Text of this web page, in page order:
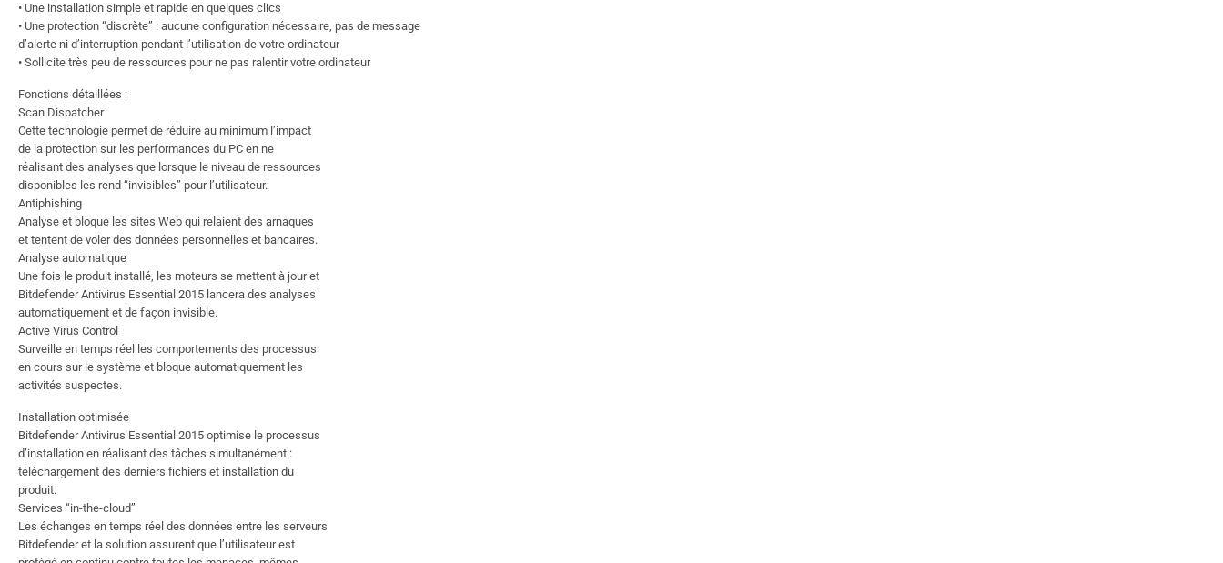
• Une installation simple et rapide en quelques clics
• Une protection “discrète” : aucune configuration nécessaire, pas de message
d’alerte ni d’interruption pendant l’utilisation de votre ordinateur
• Sollicite très peu de ressources pour ne pas ralentir votre ordinateur
Fonctions détaillées :
Scan Dispatcher
Cette technologie permet de réduire au minimum l’impact
de la protection sur les performances du PC en ne
réalisant des analyses que lorsque le niveau de ressources
disponibles les rend “invisibles” pour l’utilisateur.
Antiphishing
Analyse et bloque les sites Web qui relaient des arnaques
et tentent de voler des données personnelles et bancaires.
Analyse automatique
Une fois le produit installé, les moteurs se mettent à jour et
Bitdefender Antivirus Essential 2015 lancera des analyses
automatiquement et de façon invisible.
Active Virus Control
Surveille en temps réel les comportements des processus
en cours sur le système et bloque automatiquement les
activités suspectes.
Installation optimisée
Bitdefender Antivirus Essential 2015 optimise le processus
d’installation en réalisant des tâches simultanément :
téléchargement des derniers fichiers et installation du
produit.
Services “in-the-cloud”
Les échanges en temps réel des données entre les serveurs
Bitdefender et la solution assurent que l’utilisateur est